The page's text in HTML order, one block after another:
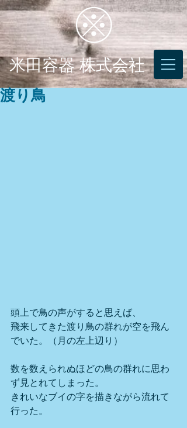
米田容器 株式会社
渡り鳥
頭上で鳥の声がすると思えば、
飛来してきた渡り鳥の群れが空を飛ん
でいた。（月の左上辺り）
数を数えられぬほどの鳥の群れに思わ
ず見とれてしまった。
きれいなブイの字を描きながら流れて
行った。